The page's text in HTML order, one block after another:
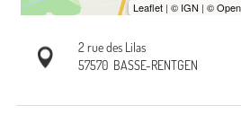
2 rue des Lilas
57570 BASSE-RENTGEN